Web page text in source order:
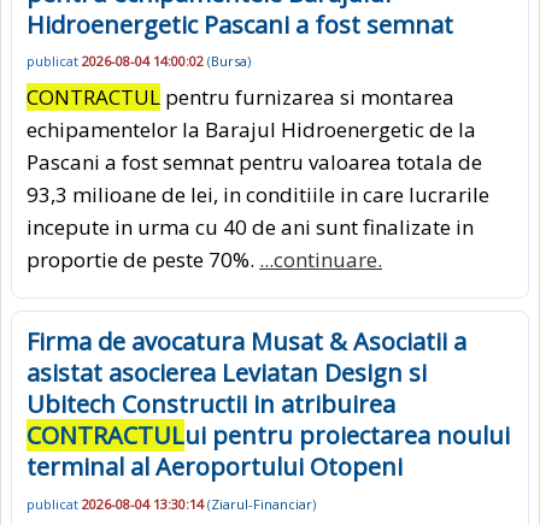
Hidroenergetic Pascani a fost semnat
publicat 2026-08-04 14:00:02 (Bursa)
CONTRACTUL pentru furnizarea si montarea
echipamentelor la Barajul Hidroenergetic de la
Pascani a fost semnat pentru valoarea totala de
93,3 milioane de lei, in conditiile in care lucrarile
incepute in urma cu 40 de ani sunt finalizate in
proportie de peste 70%. ...continuare.
Firma de avocatura Musat & Asociatii a
asistat asocierea Leviatan Design si
Ubitech Constructii in atribuirea
CONTRACTULui pentru proiectarea noului
terminal al Aeroportului Otopeni
publicat 2026-08-04 13:30:14(Ziarul-Financiar)